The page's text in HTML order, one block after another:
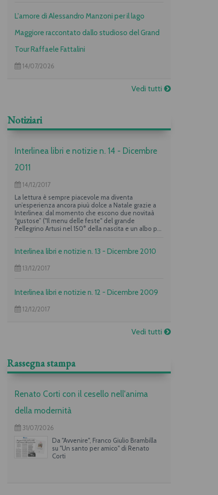
L'amore di Alessandro Manzoni per il lago
Maggiore raccontato dallo studioso del Grand
Tour Raffaele Fattalini
14/07/2026
Vedi tutti
Notiziari
Interlinea libri e notizie n. 14 - Dicembre
2011
14/12/2017
La lettura è sempre piacevole ma diventa
un’esperienza ancora piuù dolce a Natale grazie a
Interlinea: dal momento che escono due novitaà
“gustose” ("Il menu delle feste" del grande
Pellegrino Artusi nel 150° della nascita e un albo per
Vivarelli) la casa editrice propone una deliziosa
Interlinea libri e notizie n. 13 - Dicembre 2010
13/12/2017
Interlinea libri e notizie n. 12 - Dicembre 2009
12/12/2017
Vedi tutti
Rassegna stampa
Renato Corti con il cesello nell'anima
della modernità
31/07/2026
Da "Avvenire", Franco Giulio Brambilla
su "Un santo per amico" di Renato
Corti